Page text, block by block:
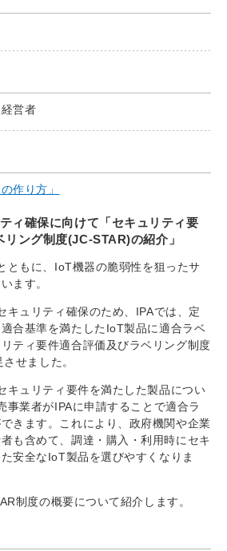
営者
作り方」
ィ確保に向けて「セキュリティ要
ング制度(JC-STAR)の紹介」
ともに、IoT機器の脆弱性を狙ったサ
ます。
キュリティ確保のため、IPAでは、定
合基準を満たしたIoT製品に適合ラベ
ティ要件適合評価及びラベリング制度
せました。
キュリティ要件を満たした製品につい
事業者がIPAに申請することで適合ラ
きます。これにより、政府機関や企業
も含めて、調達・購入・利用時にセキ
安全なIoT製品を選びやすくなりま
制度の概要について紹介します。